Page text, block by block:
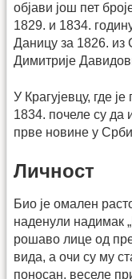
објави још пет
1829. и 1834.
Даницу за 1826. из
Димитрије
У Крагујевцу, где
1834. почеле су да
прве новине у
Личност
Био је омален
наденули надимак
рошаво лице од
вида, а очи су му
поносан, веселе